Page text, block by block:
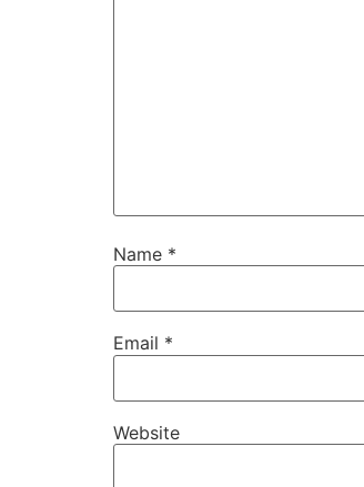
Name *
Email *
Website